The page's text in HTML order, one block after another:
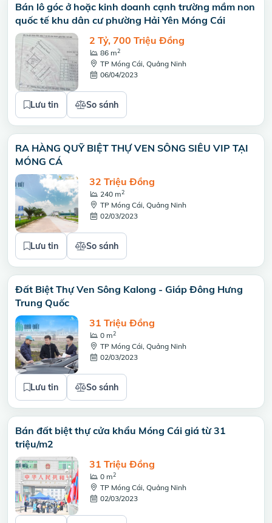
Bán lô góc ở hoặc kinh doanh cạnh trường mầm non
quốc tế khu dân cư phường Hải Yên Móng Cái
2 Tỷ, 700 Triệu Đồng
86 m2
TP Móng Cái, Quảng Ninh
06/04/2023
Lưu tin So sánh
RA HÀNG QUỸ BIỆT THỰ VEN SÔNG SIÊU VIP TẠI
MÓNG CÁ
32 Triệu Đồng
240 m2
TP Móng Cái, Quảng Ninh
02/03/2023
Lưu tin So sánh
Đất Biệt Thự Ven Sông Kalong - Giáp Đông Hưng
Trung Quốc
31 Triệu Đồng
0 m2
TP Móng Cái, Quảng Ninh
02/03/2023
Lưu tin So sánh
Bán đất biệt thự cửa khẩu Móng Cái giá từ 31
triệu/m2
31 Triệu Đồng
0 m2
TP Móng Cái, Quảng Ninh
02/03/2023